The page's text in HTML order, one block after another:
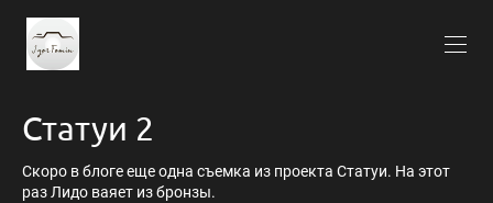
Статуи 2
Скоро в блоге еще одна съемка из проекта Статуи. На этот
раз Лидо ваяет из бронзы.